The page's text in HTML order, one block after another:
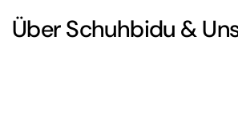
Über Schuhbidu &